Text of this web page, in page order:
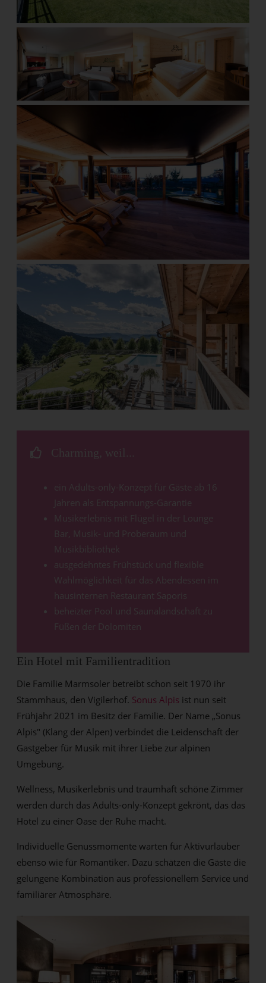
Charming, weil...
ein Adults-only-Konzept für Gäste ab 16
Jahren als Entspannungs-Garantie
Musikerlebnis mit Flügel in der Lounge
Bar, Musik- und Proberaum und
Musikbibliothek
ausgedehntes Frühstück und flexible
Wahlmöglichkeit für das Abendessen im
hausinternen Restaurant Saporis
beheizter Pool und Saunalandschaft zu
Füßen der Dolomiten
Ein Hotel mit Familientradition
Die Familie Marmsoler betreibt schon seit 1970 ihr
Stammhaus, den Vigilerhof. Sonus Alpis ist nun seit
Frühjahr 2021 im Besitz der Familie. Der Name „Sonus
Alpis" (Klang der Alpen) verbindet die Leidenschaft der
Gastgeber für Musik mit ihrer Liebe zur alpinen
Umgebung.
Wellness, Musikerlebnis und traumhaft schöne Zimmer
werden durch das Adults-only-Konzept gekrönt, das das
Hotel zu einer Oase der Ruhe macht.
Individuelle Genussmomente warten für Aktivurlauber
ebenso wie für Romantiker. Dazu schätzen die Gäste die
gelungene Kombination aus professionellem Service und
familiärer Atmosphäre.